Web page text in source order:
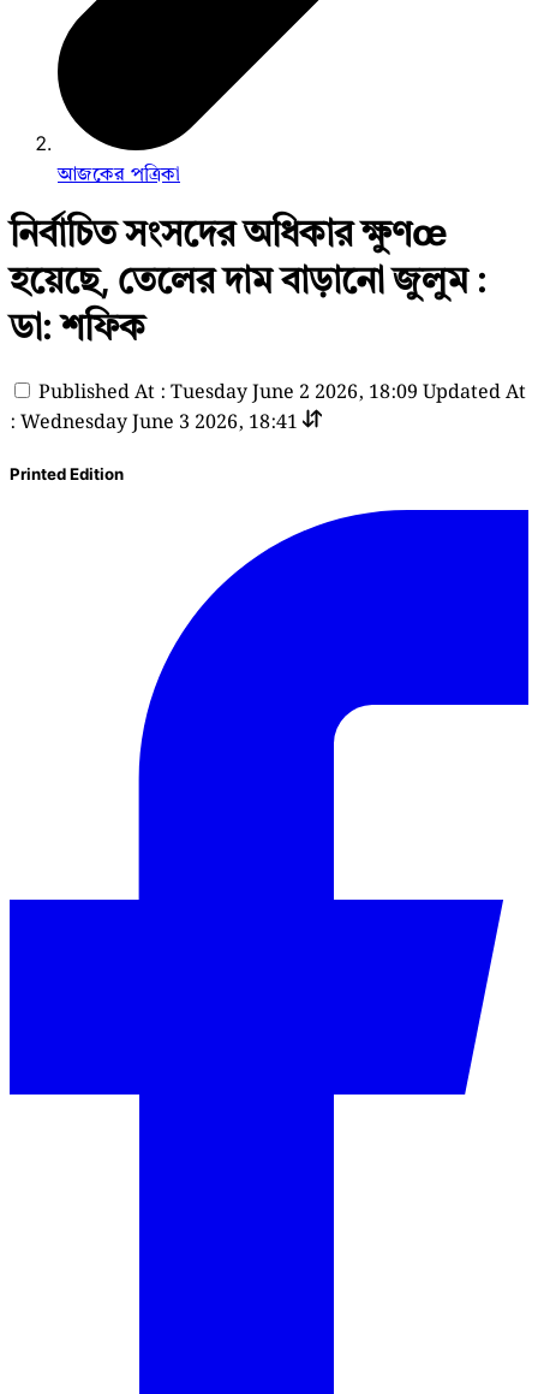
আজকের পত্রিকা
নির্বাচিত সংসদের অধিকার ক্ষুণœ
হয়েছে, তেলের দাম বাড়ানো জুলুম :
ডা: শফিক
Published At : Tuesday June 2 2026, 18:09 Updated At
: Wednesday June 3 2026, 18:41
Printed Edition